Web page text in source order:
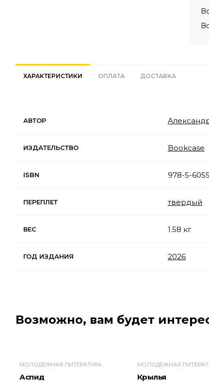
ХАРАКТЕРИСТИКИ ОПЛАТА ДОСТАВКА
АВТОР
ИЗДАТЕЛЬСТВО Bookcase
ISBN 978-5-
ПЕРЕПЛЕТ твердый
ВЕС 1.58 кг
ГОД ИЗДАНИЯ 2026
Возможно, вам будет
МОЛОДЕЖНАЯ ЛИТЕРАТУРА
Аспид
МОЛОДЕЖНАЯ
Крылья